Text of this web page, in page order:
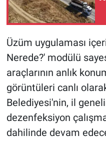
Üzüm uygulaması
Nerede?' modülü
araçlarının anlık
görüntüleri canlı
Belediyesi'nin, il
dezenfeksiyon
dahilinde devam